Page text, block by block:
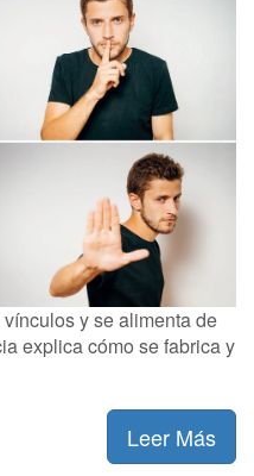
y se alimenta de
explica cómo se fabrica y
Leer Más